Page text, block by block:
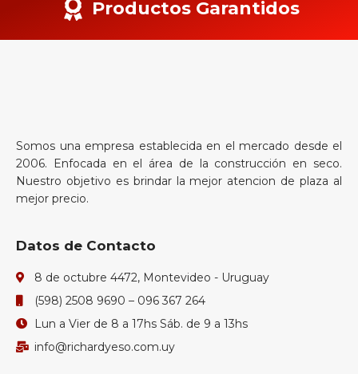
Productos Garantidos
Somos una empresa establecida en el mercado desde el
2006. Enfocada en el área de la construcción en seco.
Nuestro objetivo es brindar la mejor atencion de plaza al
mejor precio.
Datos de Contacto
8 de octubre 4472, Montevideo - Uruguay
(598) 2508 9690 – 096 367 264
Lun a Vier de 8 a 17hs Sáb. de 9 a 13hs
info@richardyeso.com.uy